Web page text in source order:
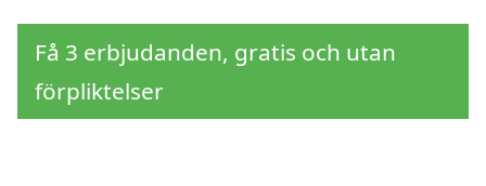
Få 3 erbjudanden, gratis och utan
förpliktelser